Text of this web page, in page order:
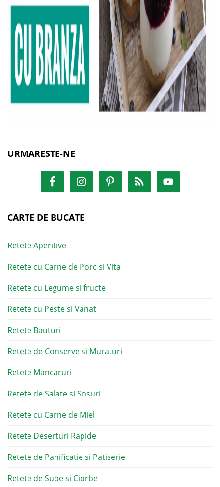
URMARESTE-NE
CARTE DE BUCATE
Retete Aperitive
Retete cu Carne de Porc si Vita
Retete cu Legume si fructe
Retete cu Peste si Vanat
Retete Bauturi
Retete de Conserve si Muraturi
Retete Mancaruri
Retete de Salate si Sosuri
Retete cu Carne de Miel
Retete Deserturi Rapide
Retete de Panificatie si Patiserie
Retete de Supe si Ciorbe